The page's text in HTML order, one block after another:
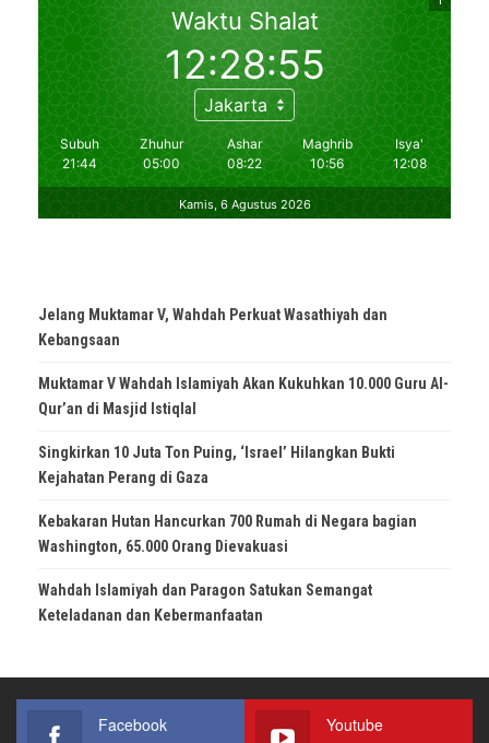
Jelang Muktamar V, Wahdah Perkuat Wasathiyah dan
Kebangsaan
Muktamar V Wahdah Islamiyah Akan Kukuhkan 10.000 Guru Al-
Qur’an di Masjid Istiqlal
Singkirkan 10 Juta Ton Puing, ‘Israel’ Hilangkan Bukti
Kejahatan Perang di Gaza
Kebakaran Hutan Hancurkan 700 Rumah di Negara bagian
Washington, 65.000 Orang Dievakuasi
Wahdah Islamiyah dan Paragon Satukan Semangat
Keteladanan dan Kebermanfaatan
Facebook Youtube